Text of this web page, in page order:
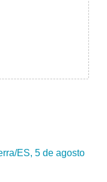
ES, 5 de agosto